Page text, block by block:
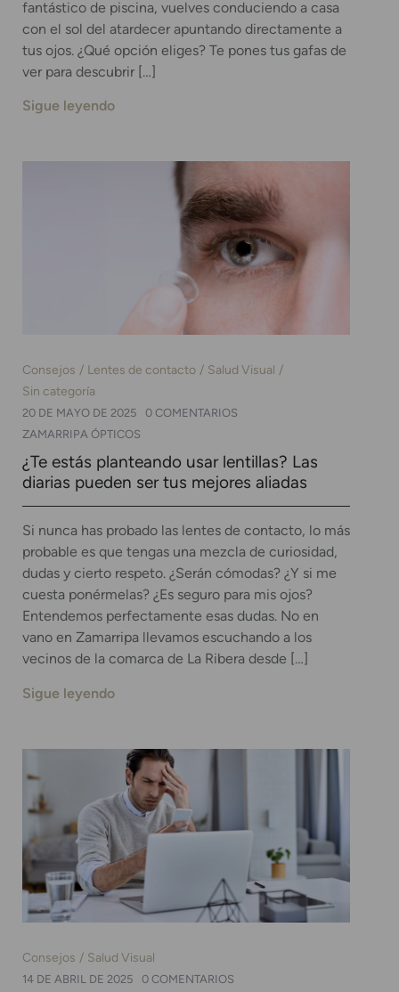
fantástico de piscina, vuelves conduciendo a casa
con el sol del atardecer apuntando directamente a
tus ojos. ¿Qué opción eliges? Te pones tus gafas de
ver para descubrir […]
Sigue leyendo
Consejos Lentes de contacto
Salud Visual
Sin categoría
20 DE MAYO DE 2025
0 COMENTARIOS
ZAMARRIPA ÓPTICOS
¿Te estás planteando usar lentillas? Las
diarias pueden ser tus mejores aliadas
Si nunca has probado las lentes de contacto, lo más
probable es que tengas una mezcla de curiosidad,
dudas y cierto respeto. ¿Serán cómodas? ¿Y si me
cuesta ponérmelas? ¿Es seguro para mis ojos?
Entendemos perfectamente esas dudas. No en
vano en Zamarripa llevamos escuchando a los
vecinos de la comarca de La Ribera desde […]
Sigue leyendo
Consejos Salud Visual
14 DE ABRIL DE 2025
0 COMENTARIOS